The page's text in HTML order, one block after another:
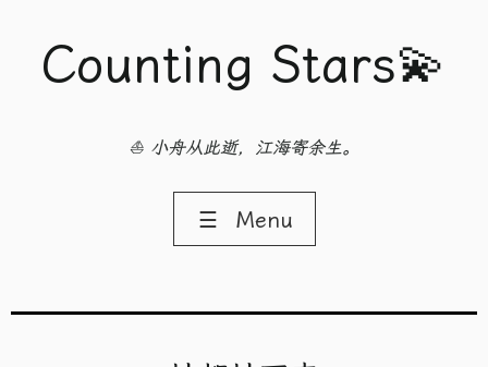
Counting Stars💫
⛵ 小舟从此逝，江海寄余生。
☰ Menu